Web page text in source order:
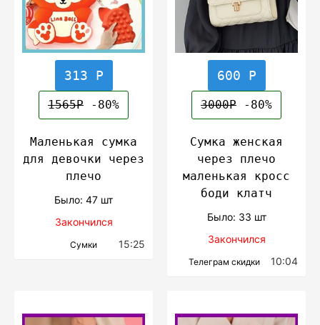
313 Р
1565Р -80%
Маленькая сумка
для девочки через
плечо
Было: 47 шт
Закончился
Сумки 15:25
600 Р
3000Р -80%
Сумка женская
через плечо
маленькая кросс
боди клатч
Было: 33 шт
Закончился
Телеграм скидки 10:04